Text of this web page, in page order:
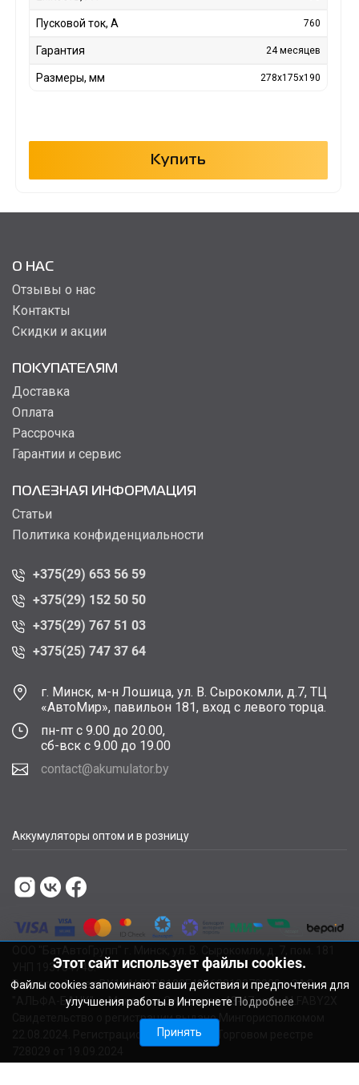
Пусковой ток, А 760
Гарантия 24 месяцев
Размеры, мм 278x175x190
Купить
О НАС
Отзывы о нас
Контакты
Скидки и акции
ПОКУПАТЕЛЯМ
Доставка
Оплата
Рассрочка
Гарантии и сервис
ПОЛЕЗНАЯ ИНФОРМАЦИЯ
Статьи
Политика конфиденциальности
+375(29) 653 56 59
+375(29) 152 50 50
+375(29) 767 51 03
+375(25) 747 37 64
г. Минск, м-н Лошица, ул. В. Сырокомли, д.7, ТЦ
«АвтоМир», павильон 181, вход с левого торца.
пн-пт с 9.00 до 20.00,
сб-вск с 9.00 до 19.00
contact@akumulator.by
Аккумуляторы оптом и в розницу
УНП 193784748.
Расчетный счет BY11ALFA30122F48260010270000 в ЗАО
"АЛЬФА-БАНК", г. Минск, ул. Сурганова, 43-47, код ALFABY2X
Свидетельство о регистрации выдано Мингорисполкомом
22.08.2024. Регистрационный номер в Торговом реестре
Этот сайт использует файлы cookies.
Файлы cookies запоминают ваши действия и предпочтения для
улучшения работы в Интернете Подробнее
Принять